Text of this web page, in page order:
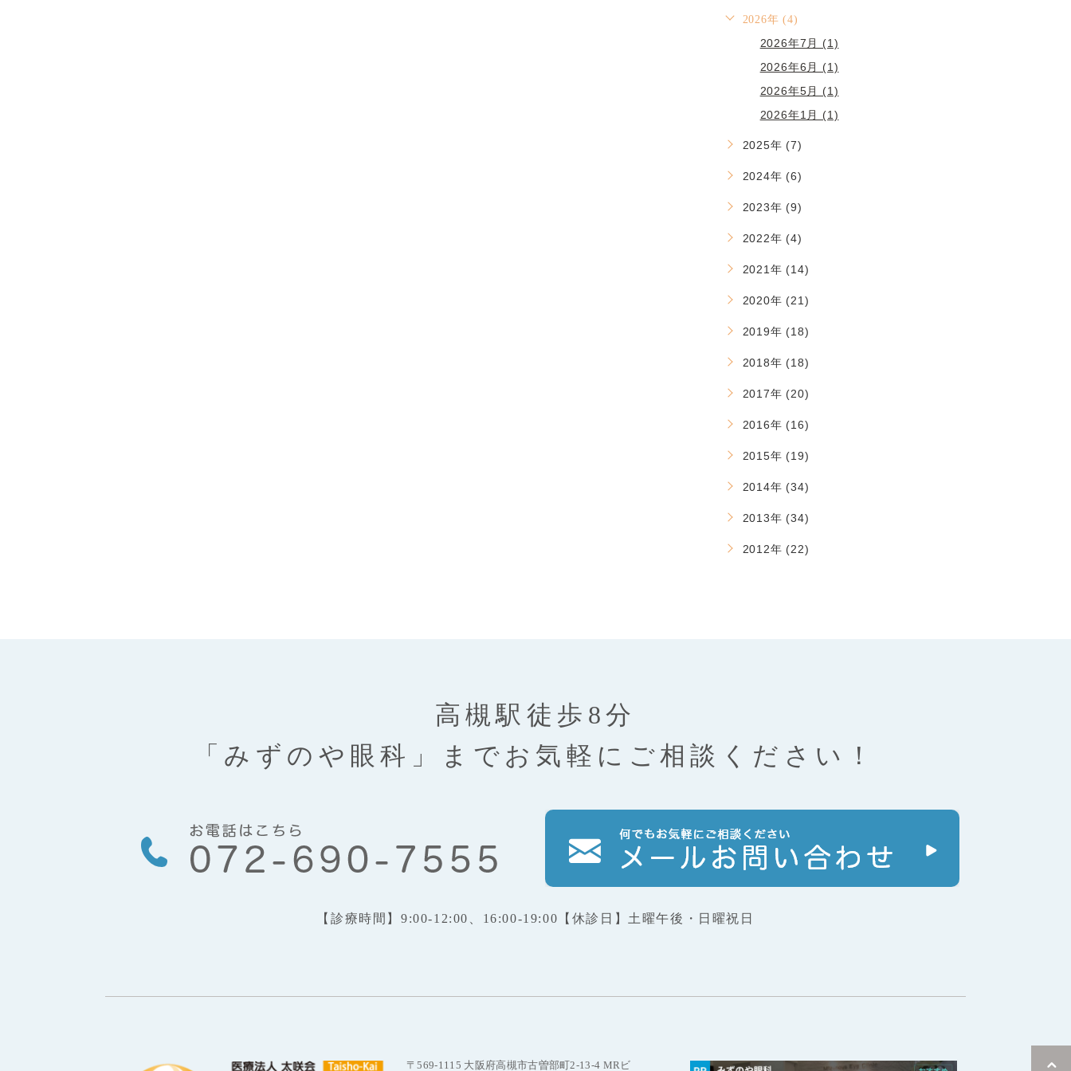
2026年 (4)
2026年7月 (1)
2026年6月 (1)
2026年5月 (1)
2026年1月 (1)
2025年 (7)
2024年 (6)
2023年 (9)
2022年 (4)
2021年 (14)
2020年 (21)
2019年 (18)
2018年 (18)
2017年 (20)
2016年 (16)
2015年 (19)
2014年 (34)
2013年 (34)
2012年 (22)
高槻駅徒歩8分
「みずのや眼科」まで お気軽にご相談ください！
【診療時間】 9:00-12:00、16:00-19:00 【休診日】土曜午後・日曜祝日
〒569-1115 大阪府高槻市古曽部町2-13-4 MRビ